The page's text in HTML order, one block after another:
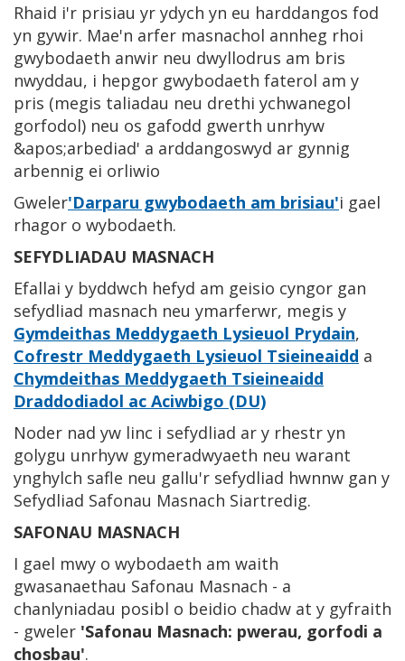
Rhaid i'r prisiau yr ydych yn eu harddangos fod
yn gywir. Mae'n arfer masnachol annheg rhoi
gwybodaeth anwir neu dwyllodrus am bris
nwyddau, i hepgor gwybodaeth faterol am y
pris (megis taliadau neu drethi ychwanegol
gorfodol) neu os gafodd gwerth unrhyw
&apos;arbediad' a arddangoswyd ar gynnig
arbennig ei orliwio
Gweler'Darparu gwybodaeth am brisiau'i gael
rhagor o wybodaeth.
SEFYDLIADAU MASNACH
Efallai y byddwch hefyd am geisio cyngor gan
sefydliad masnach neu ymarferwr, megis y
Gymdeithas Meddygaeth Lysieuol Prydain,
Cofrestr Meddygaeth Lysieuol Tsieineaidd a
Chymdeithas Meddygaeth Tsieineaidd
Draddodiadol ac Aciwbigo (DU)
Noder nad yw linc i sefydliad ar y rhestr yn
golygu unrhyw gymeradwyaeth neu warant
ynghylch safle neu gallu'r sefydliad hwnnw gan y
Sefydliad Safonau Masnach Siartredig.
SAFONAU MASNACH
I gael mwy o wybodaeth am waith
gwasanaethau Safonau Masnach - a
chanlyniadau posibl o beidio chadw at y gyfraith
- gweler 'Safonau Masnach: pwerau, gorfodi a
chosbau'.